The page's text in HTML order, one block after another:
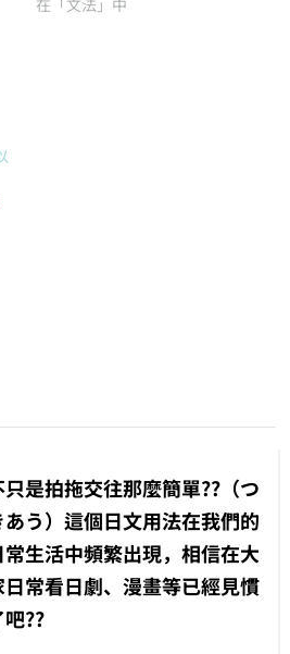
在「文法」中
只是拍拖交往那麼簡單??（つ
あう）這個日文用法在我們的
常生活中頻繁出現，相信在大
日常看日劇、漫畫等已經見慣
吧??